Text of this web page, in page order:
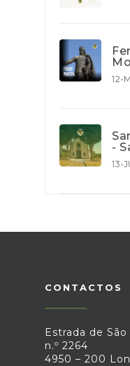
12-
-
13-
CONTACTOS
Estrada de
n.º 2264
4950 – 200